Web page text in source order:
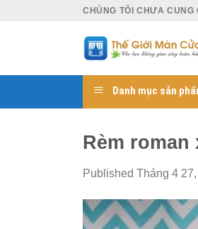
CHÚNG TÔI CHƯA CUNG
Danh mục sản
Rèm roman
Published Tháng 4